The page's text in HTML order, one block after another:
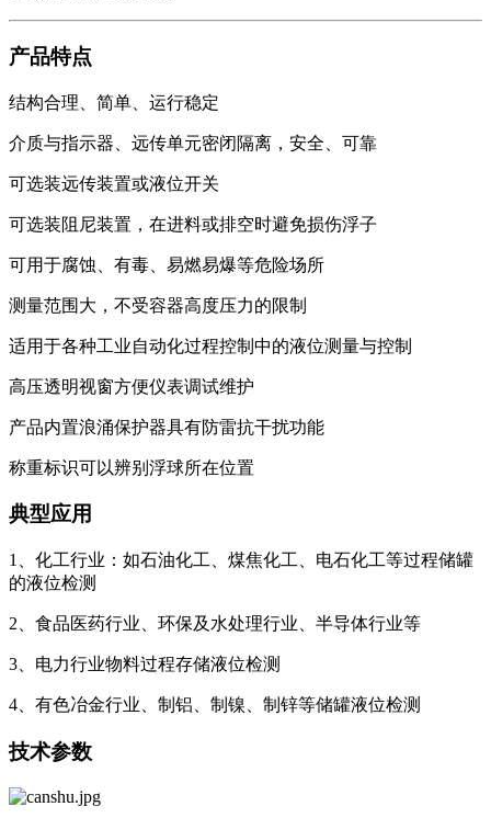
产品特点
结构合理、简单、运行稳定
介质与指示器、远传单元密闭隔离，安全、可靠
可选装远传装置或液位开关
可选装阻尼装置，在进料或排空时避免损伤浮子
可用于腐蚀、有毒、易燃易爆等危险场所
测量范围大，不受容器高度压力的限制
适用于各种工业自动化过程控制中的液位测量与控制
高压透明视窗方便仪表调试维护
产品内置浪涌保护器具有防雷抗干扰功能
称重标识可以辨别浮球所在位置
典型应用
1、化工行业：如石油化工、煤焦化工、电石化工等过程储罐
的液位检测
2、食品医药行业、环保及水处理行业、半导体行业等
3、电力行业物料过程存储液位检测
4、有色冶金行业、制铝、制镍、制锌等储罐液位检测
技术参数